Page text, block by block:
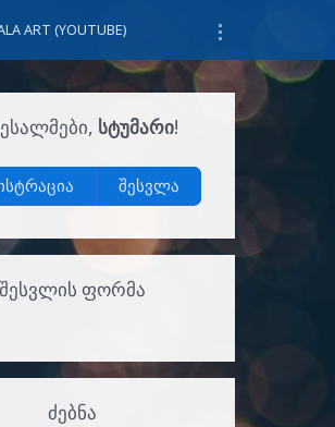
ART (YOUTUBE)
, ᲡᲢᲣᲛᲐᲠᲘ!
შესვლა
ᲨᲔᲡᲕᲚᲘᲡ ᲤᲝᲠᲛᲐ
ᲫᲔᲑᲜᲐ